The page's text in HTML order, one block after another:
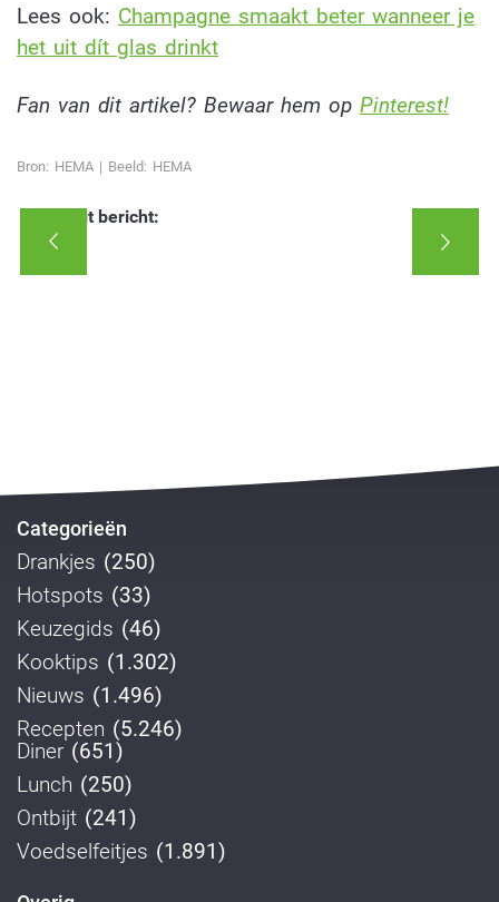
Lees ook: Champagne smaakt beter wanneer je
het uit dít glas drinkt
Fan van dit artikel? Bewaar hem op Pinterest!
Bron: HEMA | Beeld: HEMA
Deel dit bericht:
Categorieën
Drankjes (250)
Hotspots (33)
Keuzegids (46)
Kooktips (1.302)
Nieuws (1.496)
Recepten (5.246)
Diner (651)
Lunch (250)
Ontbijt (241)
Voedselfeitjes (1.891)